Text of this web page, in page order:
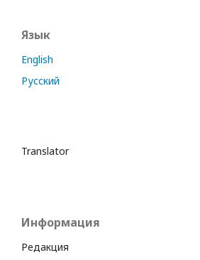
Язык
English
Русский
Translator
Информация
Редакция